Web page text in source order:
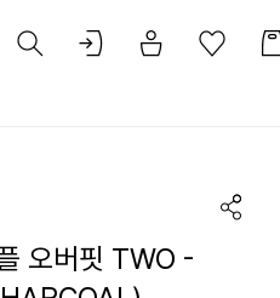
오버핏 TWO -